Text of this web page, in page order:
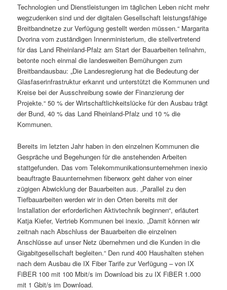
Technologien und Dienstleistungen im täglichen Leben nicht mehr
wegzudenken sind und der digitalen Gesellschaft leistungsfähige
Breitbandnetze zur Verfügung gestellt werden müssen.“ Margarita
Dvorina vom zuständigen Innenministerium, die stellvertretend
für das Land Rheinland-Pfalz am Start der Bauarbeiten teilnahm,
betonte noch einmal die landesweiten Bemühungen zum
Breitbandausbau: „Die Landesregierung hat die Bedeutung der
Glasfaserinfrastruktur erkannt und unterstützt die Kommunen und
Kreise bei der Ausschreibung sowie der Finanzierung der
Projekte.“ 50 % der Wirtschaftlichkeitslücke für den Ausbau trägt
der Bund, 40 % das Land Rheinland-Pfalz und 10 % die
Kommunen.
Bereits im letzten Jahr haben in den einzelnen Kommunen die
Gespräche und Begehungen für die anstehenden Arbeiten
stattgefunden. Das vom Telekommunikationsunternehmen inexio
beauftragte Bauunternehmen fiberworx geht daher von einer
zügigen Abwicklung der Bauarbeiten aus. „Parallel zu den
Tiefbauarbeiten werden wir in den Orten bereits mit der
Installation der erforderlichen Aktivtechnik beginnen“, erläutert
Katja Kiefer, Vertrieb Kommunen bei inexio. „Damit können wir
zeitnah nach Abschluss der Bauarbeiten die einzelnen
Anschlüsse auf unser Netz übernehmen und die Kunden in die
Gigabitgesellschaft begleiten.“ Den rund 400 Haushalten stehen
nach dem Ausbau die IX Fiber Tarife zur Verfügung – von IX
FiBER 100 mit 100 Mbit/s im Download bis zu IX FiBER 1.000
mit 1 Gbit/s im Download.